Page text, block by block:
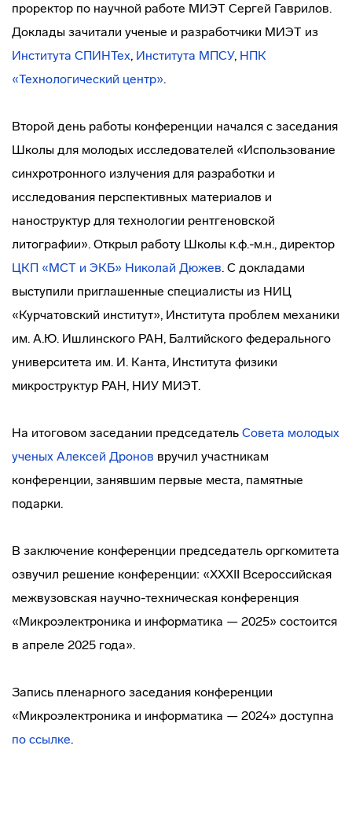
проректор по научной работе МИЭТ Сергей Гаврилов.
Доклады зачитали ученые и разработчики МИЭТ из
Института СПИНТех, Института МПСУ, НПК
«Технологический центр».
Второй день работы конференции начался с заседания
Школы для молодых исследователей «Использование
синхротронного излучения для разработки и
исследования перспективных материалов и
наноструктур для технологии рентгеновской
литографии». Открыл работу Школы к.ф.-м.н., директор
ЦКП «МСТ и ЭКБ» Николай Дюжев. С докладами
выступили приглашенные специалисты из НИЦ
«Курчатовский институт», Института проблем механики
им. А.Ю. Ишлинского РАН, Балтийского федерального
университета им. И. Канта, Института физики
микроструктур РАН, НИУ МИЭТ.
На итоговом заседании председатель Совета молодых
ученых Алексей Дронов вручил участникам
конференции, занявшим первые места, памятные
подарки.
В заключение конференции председатель оргкомитета
озвучил решение конференции: «XXXII Всероссийская
межвузовская научно-техническая конференция
«Микроэлектроника и информатика — 2025» состоится
в апреле 2025 года».
Запись пленарного заседания конференции
«Микроэлектроника и информатика — 2024» доступна
по ссылке.